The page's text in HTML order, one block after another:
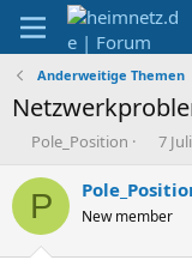
Anderweitige Themen
E
s
Pole_Position
E
s
e
7
P New member